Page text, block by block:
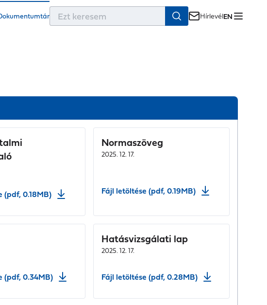
HírlevélEN
(pdf, 0.18MB)
Normaszöveg
2025. 12. 17.
Fájl letöltése (pdf, 0.19MB)
(pdf, 0.34MB)
Hatásvizsgálati lap
2025. 12. 17.
Fájl letöltése (pdf, 0.28MB)